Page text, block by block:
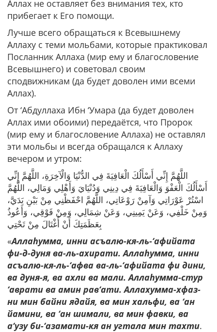
Аллах не оставляет без внимания тех, кто
прибегает к Его помощи.
Лучше всего обращаться к Всевышнему
Аллаху с теми мольбами, которые практиковал
Посланник Аллаха (мир ему и благословение
Всевышнего) и советовал своим
сподвижникам (да будет доволен ими всеми
Аллах).
От ‘Абдуллаха Ибн ‘Умара (да будет доволен
Аллах ими обоими) передаётся, что Пророк
(мир ему и благословение Аллаха) не оставлял
эти мольбы и всегда обращался к Аллаху
вечером и утром:
اللَّهُمَّ إِنِّي أَسْأَلُكَ الْعَافِيَةَ فِي الدُّنْيَا وَالْآخِرَةِ، اللَّهُمَّ إِنِّي
أَسْأَلُكَ الْعَفْوَ وَالْعَافِيَةَ فِي دِينِي وَدُنْيَايَ وَأَهْلِي وَمَالِي، اللَّهُمَّ
اسْتُرْ عَوْرَاتِي وَآمِنْ رَوْعَاتِي، اللَّهُمَّ احْفَظْنِي مِنْ بَيْنِ يَدَيَّ،
وَمِنْ خَلْفِي، وَعَنْ يَمِينِي، وَعَنْ شِمَالِي، وَمِنْ فَوْقِي، وَأَعُوذُ
بِعَظَمَتِكَ أَنْ أُغْتَالَ مِنْ تَحْتِي
«Аллаhумма, инни асъалю-кя-ль-‘афийата
фи-д-дуня ва-ль-ахирати. Аллаhумма, инни
асъалю-кя-ль-‘афва ва-ль-‘афийата фи дини,
ва дуня-я, ва ахли ва мали. Аллаhумма-стур
‘аврати ва амин рав‘ати. Аллахумма-хфаз-
ни мин байни ядайя, ва мин хальфи, ва ‘ан
йамини, ва ‘ан шимали, ва мин фавки, ва
а‘узу би-‘азамати-кя ан угтала мин тахти.